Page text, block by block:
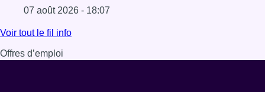
07 août 2026 - 18:07
Lire l'article Les Bruxellois respectent mieux les zones 30
Voir tout le fil info
Offres d’emploi